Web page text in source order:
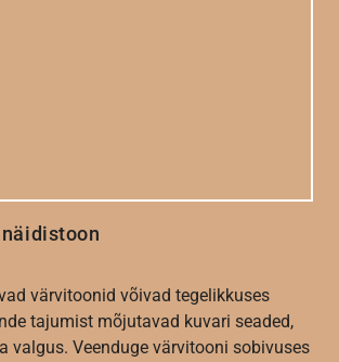
värvitoonid võivad tegelikkuses
tajumist mõjutavad kuvari seaded,
valgus. Veenduge värvitooni sobivuses